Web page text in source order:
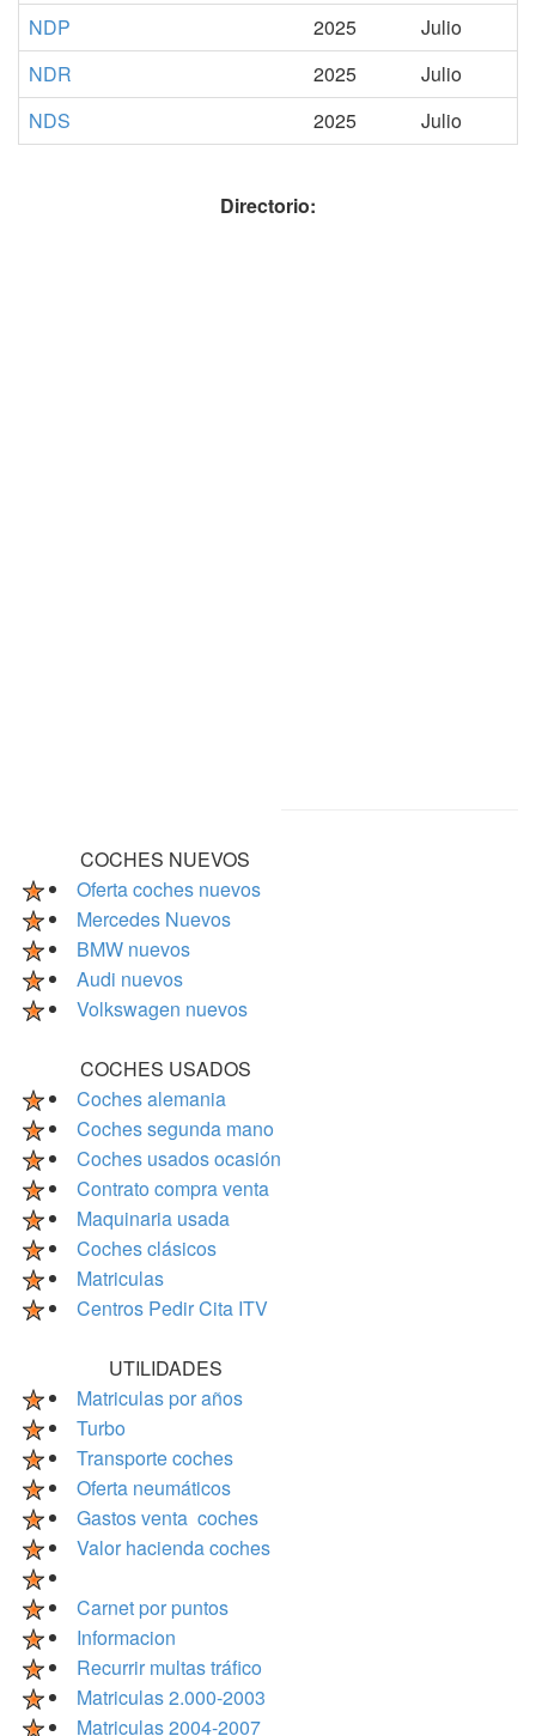
NDP
2025
Julio
NDR
2025
Julio
NDS
2025 Julio
Directorio:
COCHES NUEVOS
Oferta coches nuevos
Mercedes Nuevos
BMW nuevos
Audi nuevos
Volkswagen nuevos
COCHES USADOS
Coches alemania
Coches segunda mano
Coches usados ocasión
Contrato compra venta
Maquinaria usada
Coches clásicos
Matriculas
Centros Pedir Cita ITV
UTILIDADES
Matriculas por años
Turbo
Transporte coches
Oferta neumáticos
Gastos venta coches
Valor hacienda coches
Carnet por puntos
Informacion
Recurrir multas tráfico
Matriculas 2.000-2003
Matriculas 2004-2007